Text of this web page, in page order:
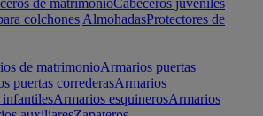
de matrimonioCabeceros juveniles
colchones AlmohadasProtectores de
de matrimonioArmarios puertas
puertas correderasArmarios
Armarios esquinerosArmarios